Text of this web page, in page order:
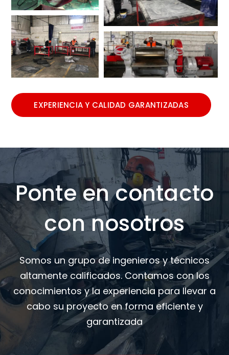
EXPERIENCIA Y CALIDAD GARANTIZADAS
Ponte en contacto
con nosotros
Somos un grupo de ingenieros y técnicos
altamente calificados. Contamos con los
conocimientos y la experiencia para llevar a
cabo su proyecto en forma eficiente y
garantizada